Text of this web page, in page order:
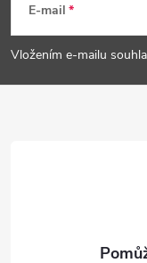
p
a
E-mail
Vložením e-mailu